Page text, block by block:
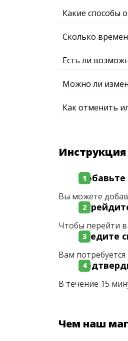
Какие способы
Сколько
Есть ли
Можно ли
Как отменить
Добавьте
Вы можете
Чтобы перейти
Введите
Вам
В течение 15
Чем наш